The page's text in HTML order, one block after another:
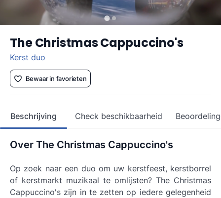
The Christmas Cappuccino's
Kerst duo
Bewaar in favorieten
Beschrijving Check beschikbaarheid
Over The Christmas Cappuccino's
Op zoek naar een duo om uw kerstfeest, kerstborrel
of kerstmarkt muzikaal te omlijsten? The Christmas
Cappuccino's zijn in te zetten op iedere gelegenheid